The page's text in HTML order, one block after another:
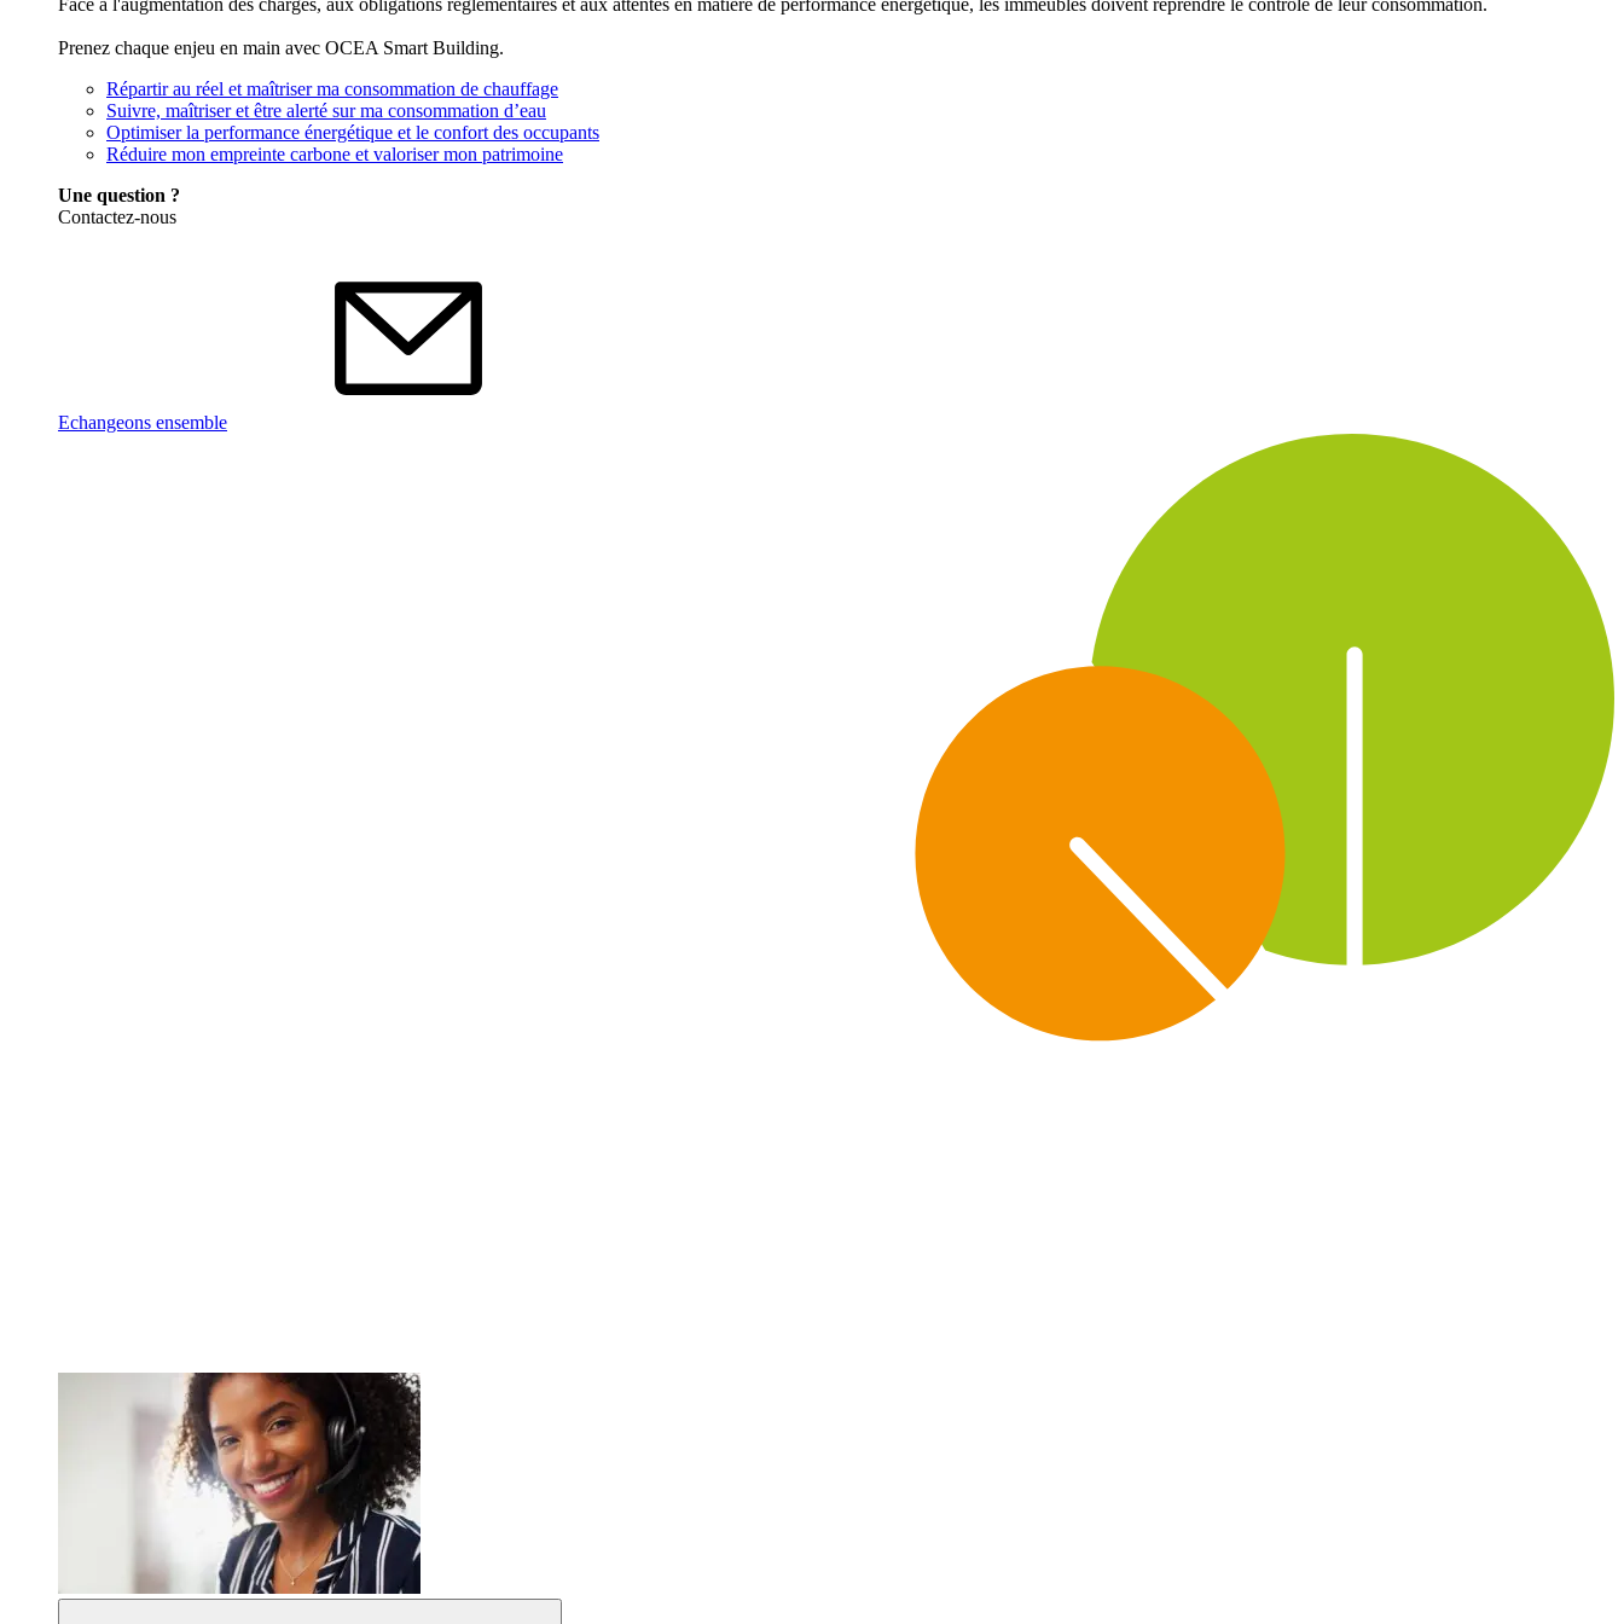
Face à l'augmentation des charges, aux obligations réglementaires et aux attentes en matière de performance énergétique, les immeubles doivent reprendre le contrôle de leur consommation.
Prenez chaque enjeu en main avec OCEA Smart Building.
Répartir au réel et maîtriser ma consommation de chauffage
Suivre, maîtriser et être alerté sur ma consommation d’eau
Optimiser la performance énergétique et le confort des occupants
Réduire mon empreinte carbone et valoriser mon patrimoine
Une question ?
Contactez-nous
Echangeons ensemble